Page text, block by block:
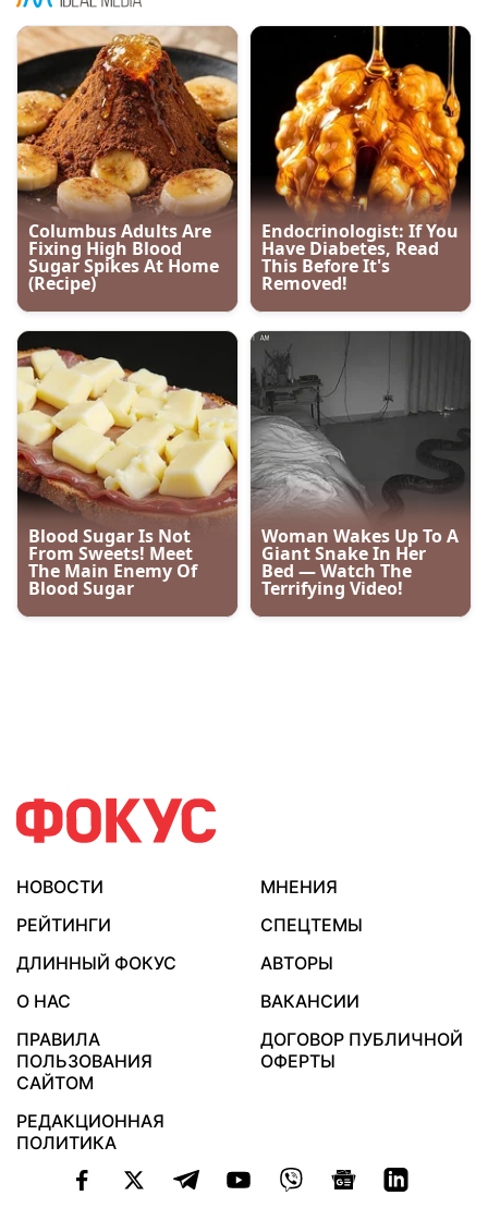
НОВОСТИ
МНЕНИЯ
РЕЙТИНГИ
СПЕЦТЕМЫ
ДЛИННЫЙ ФОКУС
АВТОРЫ
О НАС
ВАКАНСИИ
ПРАВИЛА
ПОЛЬЗОВАНИЯ
САЙТОМ
ДОГОВОР ПУБЛИЧНОЙ
ОФЕРТЫ
РЕДАКЦИОННАЯ
ПОЛИТИКА